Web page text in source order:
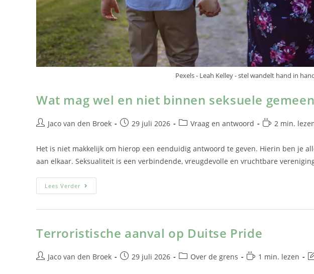
Pexels - Leah Kelley - stel wandelt hand in
Wat mag wel en niet binnen seksuele
Jaco van den Broek 29 juli 2026 Vraag en antwoord 2 min.
Het is niet makkelijk om hierop een eenduidig antwoord te geven. Hierin ben je
aan elkaar. Seksualiteit is een verbindende, vreugdevolle en vruchtbare
Lees Verder
Terroristische aanval op Duitse Pride
Jaco van den Broek 29 juli 2026 Over de grens 1 min. lezen